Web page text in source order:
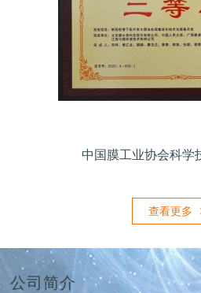
中国膜工业协会科学
查看更多
公司简介